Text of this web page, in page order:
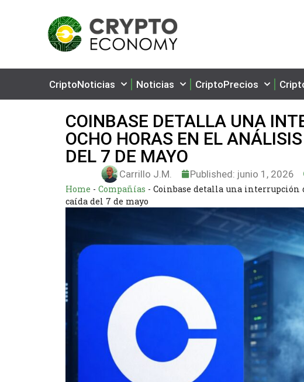
CriptoNoticias Noticias CriptoPrecios
COINBASE DETALLA UNA
OCHO HORAS EN EL
DEL 7 DE MAYO
Carrillo J.M. Published: junio 1, 2026
Home - Compañías - Coinbase detalla una interrupción
caída del 7 de mayo